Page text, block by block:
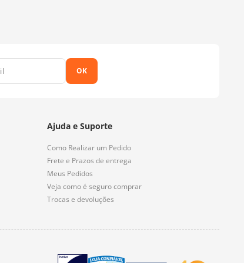
OK
Ajuda e Suporte
Como Realizar um Pedido
Frete e Prazos de entrega
Meus Pedidos
Veja como é seguro comprar
Trocas e devoluções